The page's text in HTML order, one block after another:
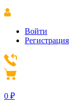
Войти
Регистрация
0 ₽